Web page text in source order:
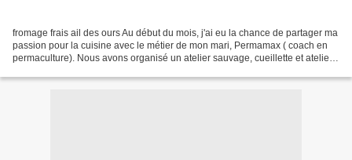
fromage frais ail des ours Au début du mois, j'ai eu la chance de partager ma
passion pour la cuisine avec le métier de mon mari, Permamax ( coach en
permaculture). Nous avons organisé un atelier sauvage, cueillette et atelier